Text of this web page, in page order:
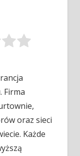
Firma
oraz sieci
Każde